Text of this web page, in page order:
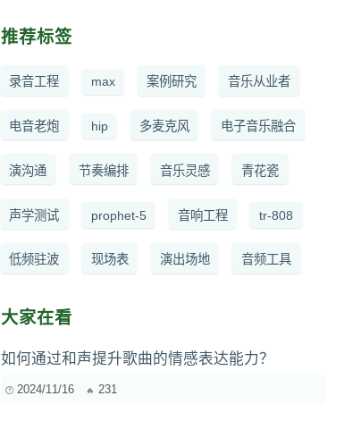
推荐标签
录音工程 max 案例研究 音乐从业者
电音老炮 hip 多麦克风 电子音乐融合
演沟通 节奏编排 音乐灵感 青花瓷
声学测试 prophet-5 音响工程 tr-808
低频驻波 现场表 演出场地 音频工具
大家在看
如何通过和声提升歌曲的情感表达能力？
2024/11/16 231